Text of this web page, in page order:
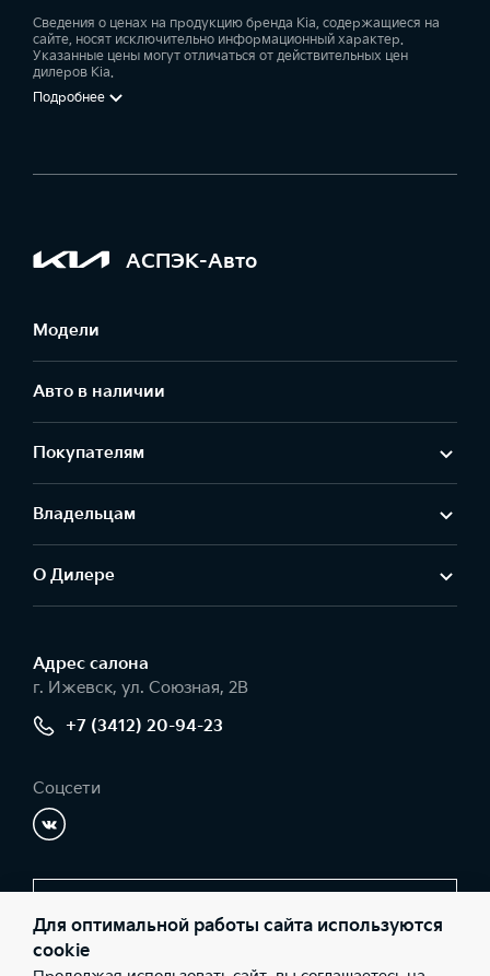
Сведения о ценах на продукцию бренда Kia, содержащиеся на
сайте, носят исключительно информационный характер.
Указанные цены могут отличаться от действительных цен
дилеров Kia.
Подробнее
АСПЭК-Авто
Модели
Авто в наличии
Покупателям
Владельцам
О Дилере
Адрес салонa
г. Ижевск, ул. Союзная, 2В
+7 (3412) 20-94-23
Соцсети
Для оптимальной работы сайта используются
cookie